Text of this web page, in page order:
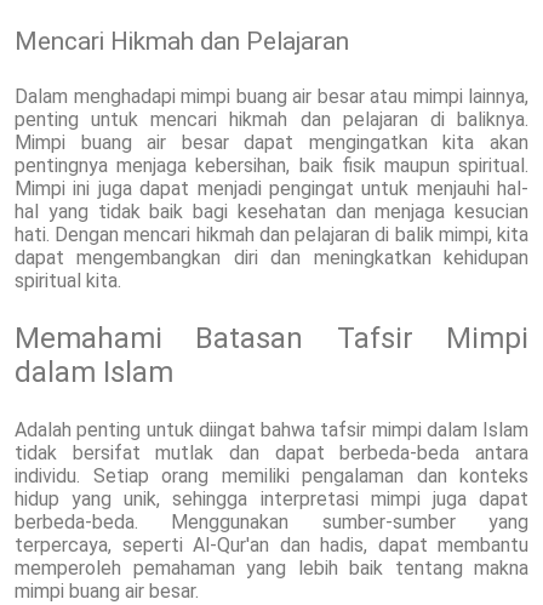
Mencari Hikmah dan Pelajaran
Dalam menghadapi mimpi buang air besar atau mimpi lainnya,
penting untuk mencari hikmah dan pelajaran di baliknya.
Mimpi buang air besar dapat mengingatkan kita akan
pentingnya menjaga kebersihan, baik fisik maupun spiritual.
Mimpi ini juga dapat menjadi pengingat untuk menjauhi hal-
hal yang tidak baik bagi kesehatan dan menjaga kesucian
hati. Dengan mencari hikmah dan pelajaran di balik mimpi, kita
dapat mengembangkan diri dan meningkatkan kehidupan
spiritual kita.
Memahami Batasan Tafsir Mimpi
dalam Islam
Adalah penting untuk diingat bahwa tafsir mimpi dalam Islam
tidak bersifat mutlak dan dapat berbeda-beda antara
individu. Setiap orang memiliki pengalaman dan konteks
hidup yang unik, sehingga interpretasi mimpi juga dapat
berbeda-beda. Menggunakan sumber-sumber yang
terpercaya, seperti Al-Qur'an dan hadis, dapat membantu
memperoleh pemahaman yang lebih baik tentang makna
mimpi buang air besar.